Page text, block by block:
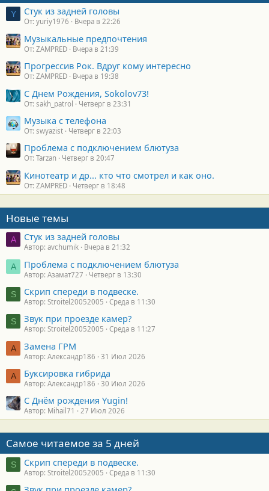
Y Стук из задней головы
От: yuriy1976 Вчера в 22:26
Музыкальные предпочтения
От: ZAMPRED Вчера в 21:39
Прогрессив Рок. Вдруг кому интересно
От: ZAMPRED Вчера в 19:38
С Днем Рождения, Sokolov73!
От: sakh_patrol Четверг в 23:31
Музыка с телефона
От: swyazist Четверг в 22:03
Проблема с подключением блютуза
От: Tarzan Четверг в 20:47
Кинотеатр и др... кто что смотрел и как оно.
От: ZAMPRED Четверг в 18:48
Новые темы
A Стук из задней головы
Автор: avchumik Вчера в 21:32
А Проблема с подключением блютуза
Автор: Азамат727 Четверг в 13:30
S Скрип спереди в подвеске.
Автор: Stroitel20052005 Среда в 11:30
S Звук при проезде камер?
Автор: Stroitel20052005 Среда в 11:27
А Замена ГРМ
Автор: Александр186 31 Июл 2026
А Буксировка гибрида
Автор: Александр186 30 Июл 2026
С Днём рождения Yugin!
Автор: Mihail71 27 Июл 2026
Самое читаемое за 5 дней
S Скрип спереди в подвеске.
Автор: Stroitel20052005 Среда в 11:30